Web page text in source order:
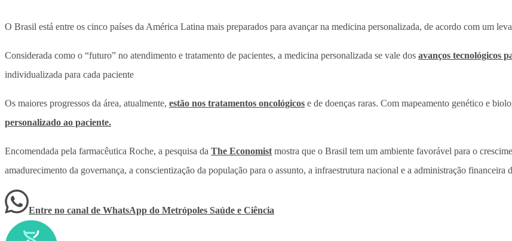
O Brasil está entre os cinco países da América Latina mais preparados para avançar na medicina personalizada, de acordo com um
Considerada como o “futuro” no atendimento e tratamento de pacientes, a medicina personalizada se vale dos avanços tecnológicos
individualizada para cada paciente
Os maiores progressos da área, atualmente, estão nos tratamentos oncológicos e de doenças raras. Com mapeamento genético e
personalizado ao paciente.
Encomendada pela farmacêutica Roche, a pesquisa da The Economist mostra que o Brasil tem um ambiente favorável para o
amadurecimento da governança, a conscientização da população para o assunto, a infraestrutura nacional e a administração financeira
Entre no canal de WhatsApp do Metrópoles Saúde e Ciência